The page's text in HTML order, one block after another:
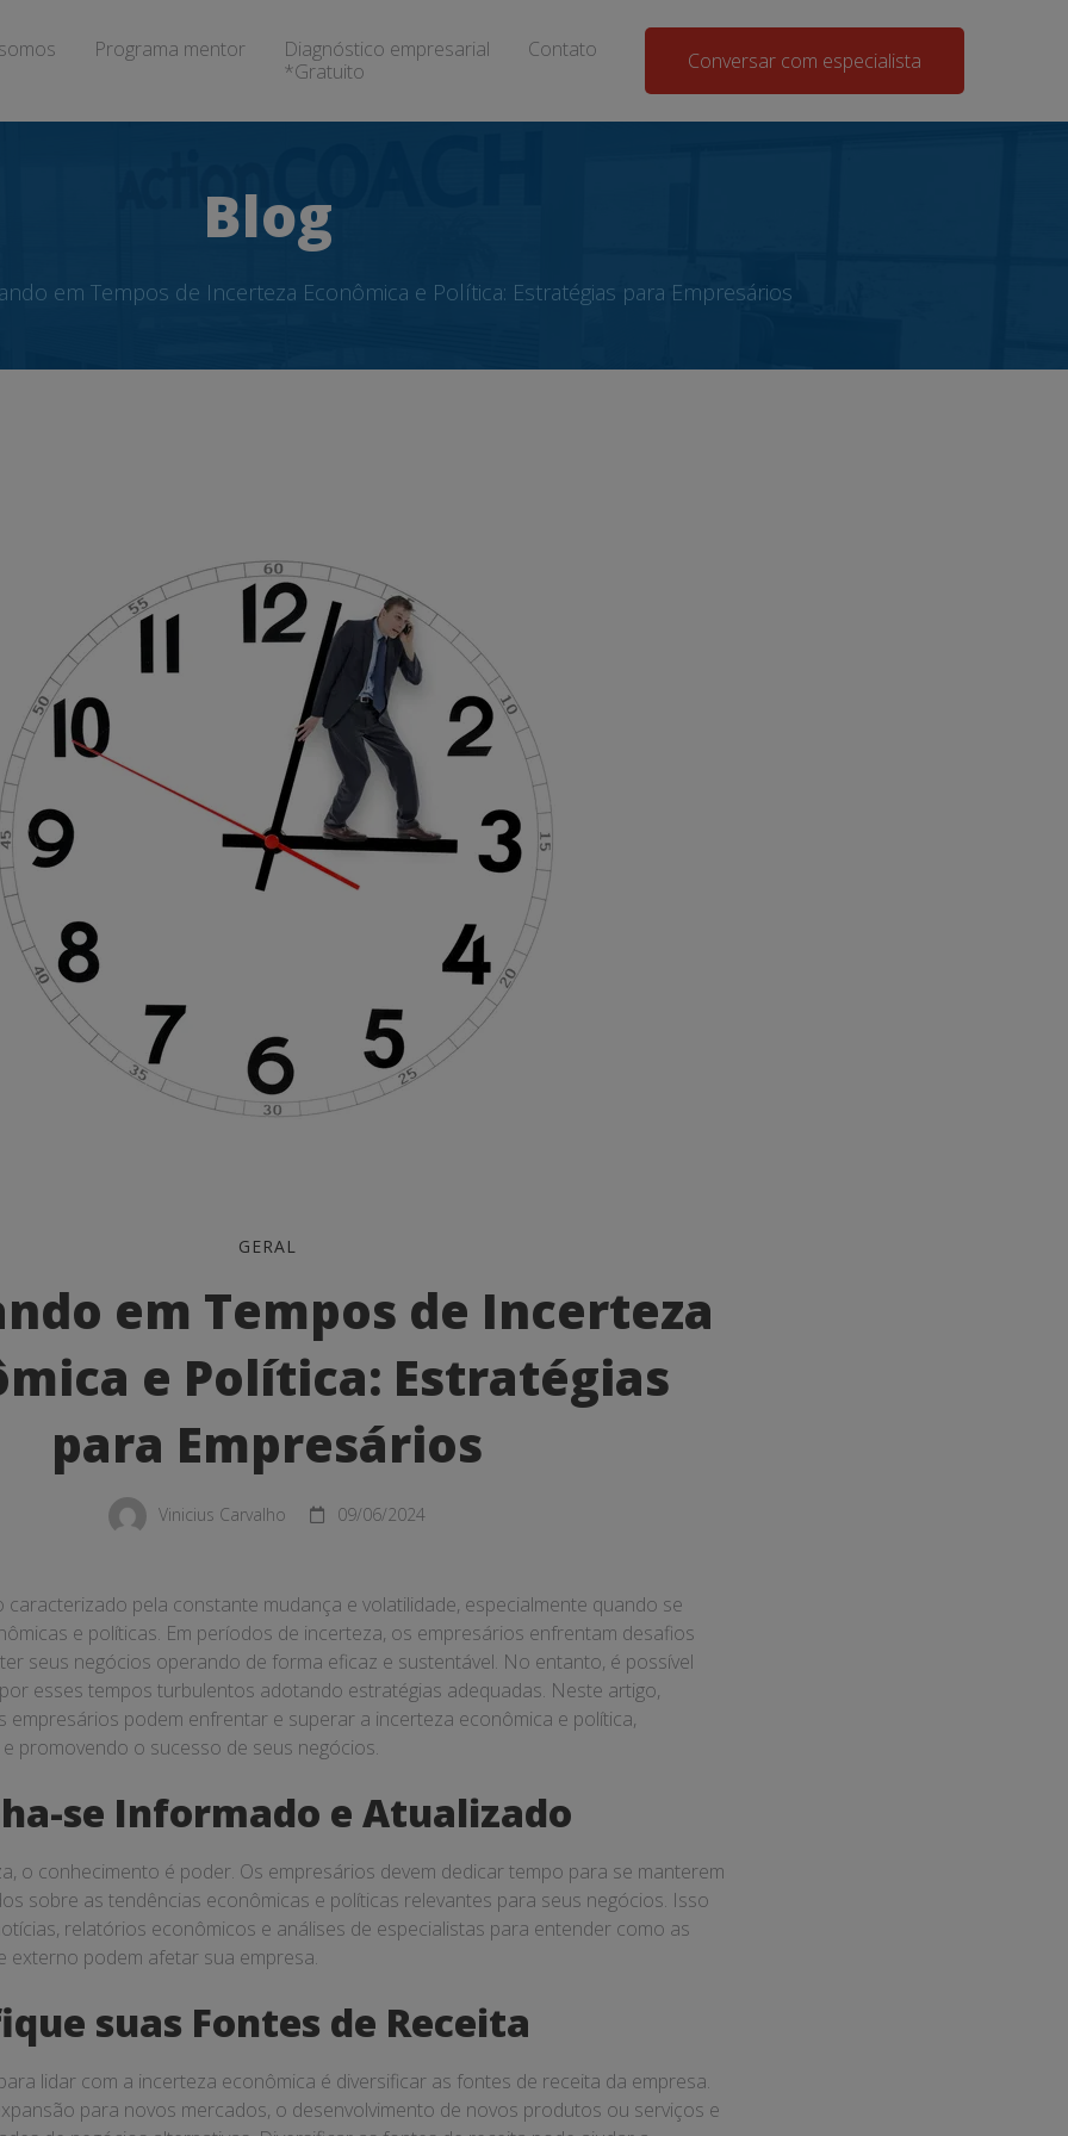
Programa mentor
Diagnóstico empresarial
*Gratuito
Contato Conversar com especialista
Blog
em Tempos de Incerteza Econômica e Política: Estratégias para Empresários
GERAL
em Tempos de Incerteza
e Política: Estratégias
para Empresários
Vinicius Carvalho 09/06/2024
caracterizado pela constante mudança e volatilidade, especialmente quando se
e políticas. Em períodos de incerteza, os empresários enfrentam desafios
seus negócios operando de forma eficaz e sustentável. No entanto, é possível
esses tempos turbulentos adotando estratégias adequadas. Neste artigo,
empresários podem enfrentar e superar a incerteza econômica e política,
promovendo o sucesso de seus negócios.
se Informado e Atualizado
o conhecimento é poder. Os empresários devem dedicar tempo para se manterem
sobre as tendências econômicas e políticas relevantes para seus negócios. Isso
relatórios econômicos e análises de especialistas para entender como as
externo podem afetar sua empresa.
suas Fontes de Receita
lidar com a incerteza econômica é diversificar as fontes de receita da empresa.
para novos mercados, o desenvolvimento de novos produtos ou serviços e